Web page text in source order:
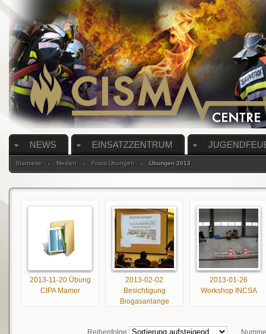
NEWS EINSATZZENTRUM
Startseite Medien Fotos Übungen Übungen 2013
2013-11-20 Übung
CIPA Mamer
2013-02-02
Besichtigung
Biogasanlange
2013-01-26
Workshop INCSA
Reihenfolge